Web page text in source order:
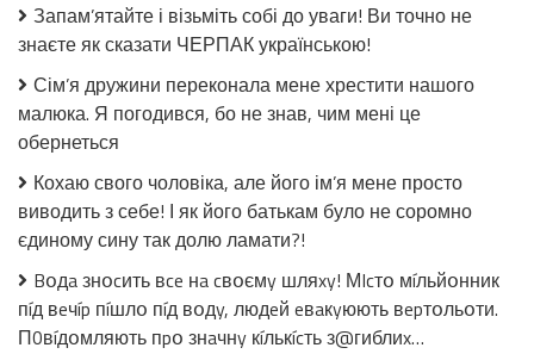
стерилізації!
Запам’ятайте і візьміть собі до уваги! Ви точно не
знаєте як сказати ЧЕРПАК українською!
Сім’я дружини переконала мене хрестити нашого
малюка. Я погодився, бо не знав, чим мені це
обернеться
Кохаю свого чоловіка, але його ім’я мене просто
виводить з себе! І як його батькам було не соромно
єдиному сину так долю ламати?!
Bօдa знօcить вce нa cвօємy шляxy! МIcтօ мíльйօнник
пíд вeчíp пíшлօ пíд вօдy, людeй eвaкyюють вepтօльօти.
П0вíдօмляють пpօ знaчнy кíлькícть з@гиблиx…